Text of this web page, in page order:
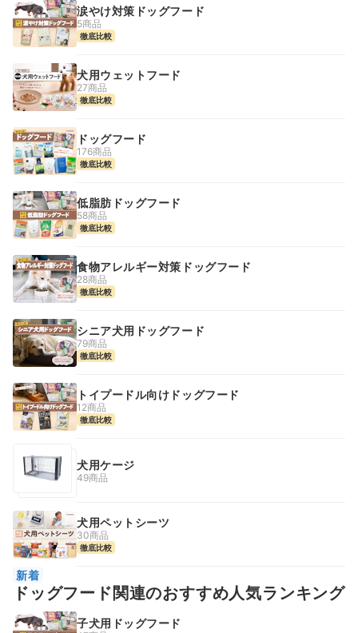
涙やけ対策ドッグフード
5商品
徹底比較
犬用ウェットフード
27商品
徹底比較
ドッグフード
176商品
徹底比較
低脂肪ドッグフード
58商品
徹底比較
食物アレルギー対策ドッグフード
28商品
徹底比較
シニア犬用ドッグフード
79商品
徹底比較
トイプードル向けドッグフード
12商品
徹底比較
犬用ケージ
49商品
犬用ペットシーツ
30商品
徹底比較
新着
ドッグフード関連のおすすめ人気ランキング
子犬用ドッグフード